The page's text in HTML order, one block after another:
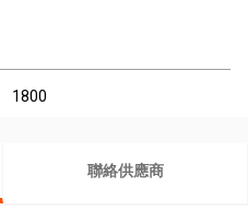
1800
聯絡供應商